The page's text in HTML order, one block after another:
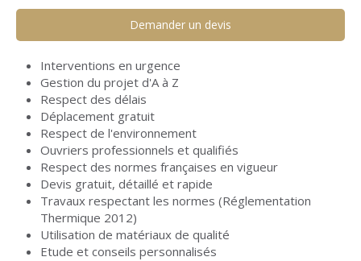
Demander un devis
Interventions en urgence
Gestion du projet d'A à Z
Respect des délais
Déplacement gratuit
Respect de l'environnement
Ouvriers professionnels et qualifiés
Respect des normes françaises en vigueur
Devis gratuit, détaillé et rapide
Travaux respectant les normes (Réglementation
Thermique 2012)
Utilisation de matériaux de qualité
Etude et conseils personnalisés